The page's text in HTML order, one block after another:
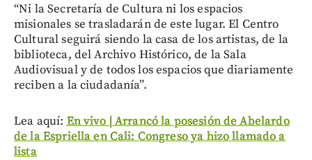
“Ni la Secretaría de Cultura ni los espacios
misionales se trasladarán de este lugar. El Centro
Cultural seguirá siendo la casa de los artistas, de la
biblioteca, del Archivo Histórico, de la Sala
Audiovisual y de todos los espacios que diariamente
reciben a la ciudadanía”.
Lea aquí: En vivo | Arrancó la posesión de Abelardo
de la Espriella en Cali: Congreso ya hizo llamado a
lista